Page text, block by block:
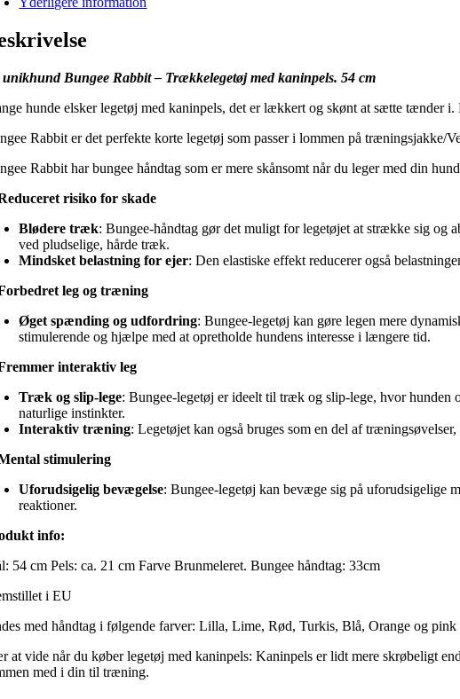
unikhund Bungee Rabbit – Trækkelegetøj med kaninpels. 54 cm
hunde elsker legetøj med kaninpels, det er lækkert og skønt at sætte tænder
Rabbit er det perfekte korte legetøj som passer i lommen på
Rabbit har bungee håndtag som er mere skånsomt når du leger med din
risiko for skade
Blødere træk: Bungee-håndtag gør det muligt for legetøjet at strække sig og
ved pludselige, hårde træk.
Mindsket belastning for ejer: Den elastiske effekt reducerer også
leg og træning
Øget spænding og udfordring: Bungee-legetøj kan gøre legen mere
stimulerende og hjælpe med at opretholde hundens interesse i længere tid.
interaktiv leg
Træk og slip-lege: Bungee-legetøj er ideelt til træk og slip-lege, hvor hunden
naturlige instinkter.
Interaktiv træning: Legetøjet kan også bruges som en del af
stimulering
Uforudsigelig bevægelse: Bungee-legetøj kan bevæge sig på uforudsigelige
reaktioner.
info:
54 cm Pels: ca. 21 cm Farve Brunmeleret. Bungee håndtag: 33cm
i EU
med håndtag i følgende farver: Lilla, Lime, Rød, Turkis, Blå, Orange og pink
at vide når du køber legetøj med kaninpels: Kaninpels er lidt mere skrøbeligt
med i din til træning.